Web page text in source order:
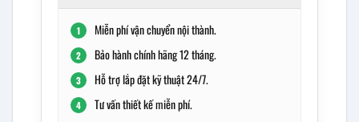
1 Miễn phí vận chuyển nội thành.
2 Bảo hành chính hãng 12 tháng.
3 Hỗ trợ lắp đặt kỹ thuật 24/7.
4 Tư vấn thiết kế miễn phí.